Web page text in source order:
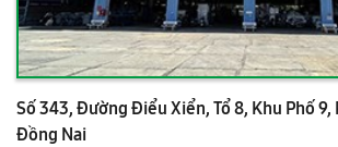
Số 343, Đường Điểu Xiển, Tổ 8, Khu Phố 9,
Đồng Nai